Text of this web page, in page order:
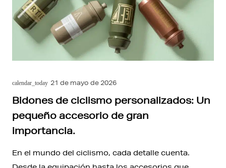
calendar_today 21 de mayo de 2026
Bidones de ciclismo personalizados: Un
pequeño accesorio de gran
importancia.
En el mundo del ciclismo, cada detalle cuenta.